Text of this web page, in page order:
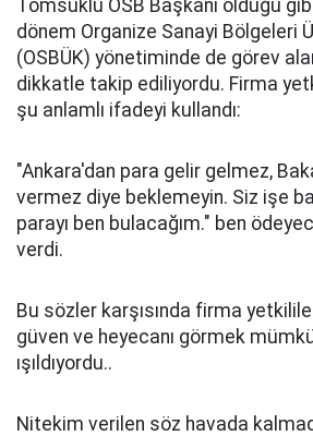
Tomsuklu OSB Başkanı olduğu
dönem Organize Sanayi Bölgeleri
(OSBÜK) yönetiminde de görev
dikkatle takip ediliyordu. Firma
şu anlamlı ifadeyi kullandı:
"Ankara'dan para gelir gelmez,
vermez diye beklemeyin. Siz işe
parayı ben bulacağım." ben
verdi.
Bu sözler karşısında firma
güven ve heyecanı görmek
ışıldıyordu..
Nitekim verilen söz havada